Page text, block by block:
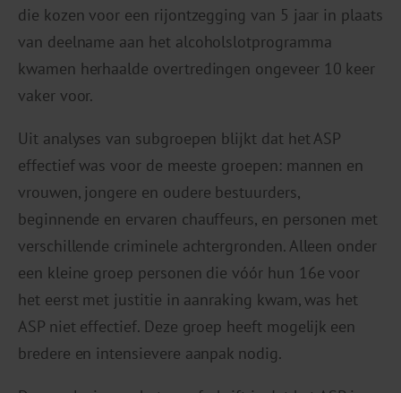
die kozen voor een rijontzegging van 5 jaar in plaats
van deelname aan het alcoholslotprogramma
kwamen herhaalde overtredingen ongeveer 10 keer
vaker voor.
Uit analyses van subgroepen blijkt dat het ASP
effectief was voor de meeste groepen: mannen en
vrouwen, jongere en oudere bestuurders,
beginnende en ervaren chauffeurs, en personen met
verschillende criminele achtergronden. Alleen onder
een kleine groep personen die vóór hun 16e voor
het eerst met justitie in aanraking kwam, was het
ASP niet effectief. Deze groep heeft mogelijk een
bredere en intensievere aanpak nodig.